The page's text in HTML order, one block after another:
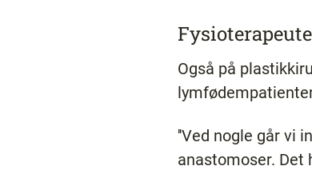
Også på
''Ved nogle går vi
anastomoser. Det